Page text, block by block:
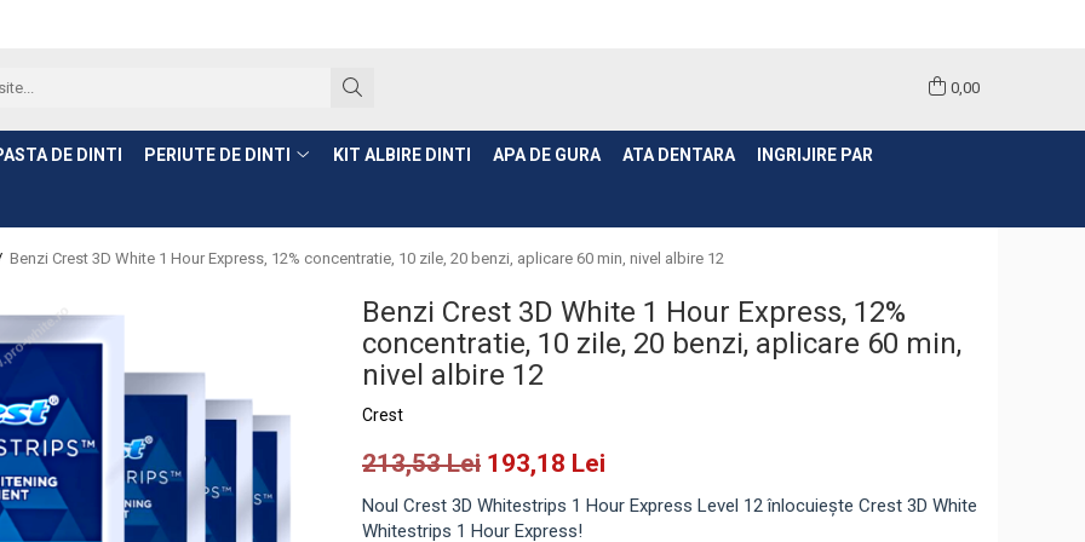
0,00
DE DINTI PERIUTE DE DINTI KIT ALBIRE DINTI APA DE GURA ATA DENTARA INGRIJIRE PAR
Benzi Crest 3D White 1 Hour Express, 12% concentratie, 10 zile, 20 benzi, aplicare 60 min, nivel albire 12
Benzi Crest 3D White 1 Hour Express, 12%
concentratie, 10 zile, 20 benzi, aplicare 60 min,
nivel albire 12
Crest
213,53 Lei 193,18 Lei
Noul Crest 3D Whitestrips 1 Hour Express Level 12 înlocuiește Crest 3D White
Whitestrips 1 Hour Express!